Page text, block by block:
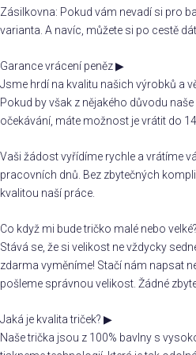
Zásilkovna: Pokud vám nevadí si pro
varianta. A navíc, můžete si po cestě
Garance vrácení peněz▶
Jsme hrdí na kvalitu našich výrobků a
Pokud by však z nějakého důvodu
očekávání, máte možnost je vrátit do
Vaši žádost vyřídíme rychle a vrátíme
pracovních dnů. Bez zbytečných
kvalitou naší práce.
Co když mi bude tričko malé nebo velké?
Stává se, že si velikost ne vždycky
zdarma vyměníme! Stačí nám napsat
pošleme správnou velikost. Žádné
Jaká je kvalita triček? ▶
Naše trička jsou z 100% bavlny s